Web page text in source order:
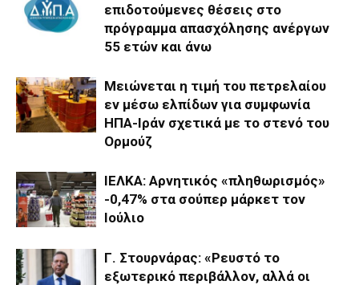
επιδοτούμενες θέσεις στο
πρόγραμμα απασχόλησης ανέργων
55 ετών και άνω
Μειώνεται η τιμή του πετρελαίου
εν μέσω ελπίδων για συμφωνία
ΗΠΑ-Ιράν σχετικά με το στενό του
Ορμούζ
ΙΕΛΚΑ: Αρνητικός «πληθωρισμός»
-0,47% στα σούπερ μάρκετ τον
Ιούλιο
Γ. Στουρνάρας: «Ρευστό το
εξωτερικό περιβάλλον, αλλά οι